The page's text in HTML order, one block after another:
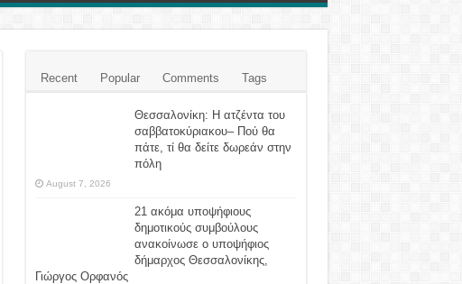
Recent Popular Comments Tags
Θεσσαλονίκη: Η ατζέντα του
σαββατοκύριακου– Πού θα
πάτε, τί θα δείτε δωρεάν στην
πόλη
August 7, 2026
21 ακόμα υποψήφιους
δημοτικούς συμβούλους
ανακοίνωσε ο υποψήφιος
δήμαρχος Θεσσαλονίκης,
Γιώργος Ορφανός